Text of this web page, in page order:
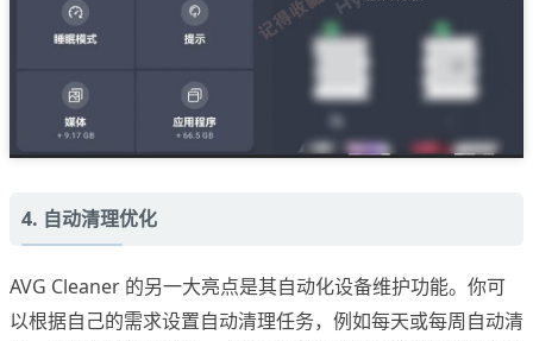
4. 自动清理优化
AVG Cleaner 的另一大亮点是其自动化设备维护功能。你可
以根据自己的需求设置自动清理任务，例如每天或每周自动清